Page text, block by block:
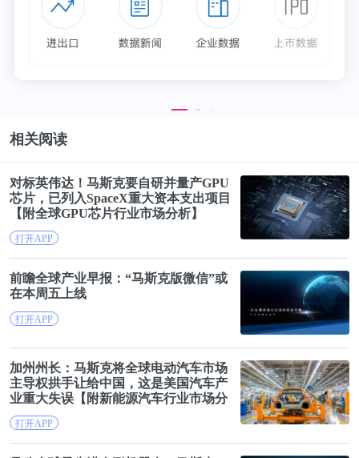
实际上，未来一段时间，越来越多的国内企业家还会
去进一步追求「技工贸」的思路，这背后其实是越来
者。比如华为、大疆这样的，已经是在努力塑造自己
局部的技术红利，依靠更多原创技术体系在全球市场
「圆」的发展模式了。
最近的国际形势之中，对于中国科技力量崛起的恐
惧，除了政治的视角，本质上也是源自中国科技企业
可能会颠覆现有全球产业分工，成为产业的定义者。
那么这时候几十年前中国商业的「贸工技」宿命，就
成了其他玩家不得不面对的选择。所以数字化技术红
利的关键命门——「芯片」就成了一道关卡。
数字化红利虽然还远远没有完结，但如果这个红利的
全球分享的机制产生了变化，中国科技公司必然要做
相关阅读
对标英伟达！ 马斯克要自研并量产GPU
芯片，已列入SpaceX重大资本支出项目
【附全球GPU芯片行业市场分析】
打开APP
前瞻全球产业早报：“马斯克版微信”或
在本周五上线
打开APP
加州州长： 马斯克将全球电动汽车市场
主导权拱手让给中国，这是美国汽车产
业重大失误【附新能源汽车行业市场分
析】
打开APP